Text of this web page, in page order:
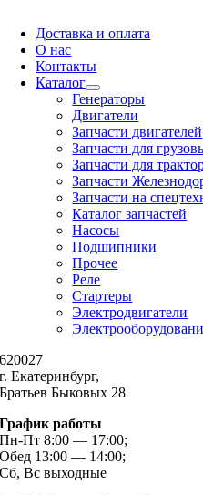
Доставка и оплата
О нас
Контакты
Каталог
Генераторы
Двигатели
Запчасти двигателей
Запчасти для
Запчасти для
Запчасти
Запчасти на
Каталог запчастей
Насосы
Подшипники
Прочее
Реле
Стартеры
Электродвигатели
620027
г. Екатеринбург,
Братьев Быковых 28
График работы
Пн-Пт 8:00 — 17:00;
Обед 13:00 — 14:00;
Сб, Вс выходные